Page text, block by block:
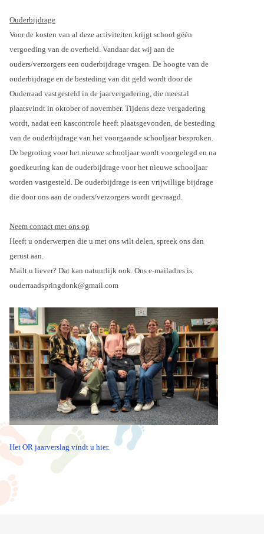
Ouderbijdrage
Voor de kosten van al deze activiteiten krijgt school géén
vergoeding van de overheid. Vandaar dat wij aan de
ouders/verzorgers een ouderbijdrage vragen. De hoogte van de
ouderbijdrage en de besteding van dit geld wordt door de
Ouderraad vastgesteld in de jaarvergadering, die meestal
plaatsvindt in oktober of november. Tijdens deze vergadering
wordt, nadat een kascontrole heeft plaatsgevonden, de besteding
van de ouderbijdrage van het voorgaande schooljaar besproken.
De begroting voor het nieuwe schooljaar wordt voorgelegd en na
goedkeuring kan de ouderbijdrage voor het nieuwe schooljaar
worden vastgesteld. De ouderbijdrage is een vrijwillige bijdrage
die door ons aan de ouders/verzorgers wordt gevraagd.
Neem contact met ons op
Heeft u onderwerpen die u met ons wilt delen, spreek ons dan
gerust aan.
Mailt u liever? Dat kan natuurlijk ook. Ons e-mailadres is:
ouderraadspringdonk@gmail.com
Het OR jaarverslag vindt u hier.